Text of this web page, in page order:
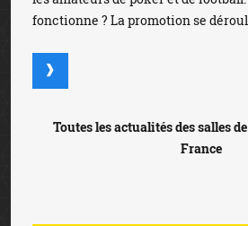
fonctionne ? La promotion se
Toutes les actualités des salles
France